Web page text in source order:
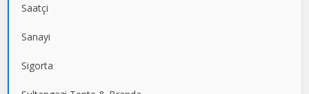
Saatçi
Sanayi
Sigorta